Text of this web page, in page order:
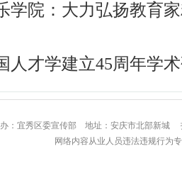
学院：大力弘扬教育
人才学建立45周年学
办：宜秀区委宣传部 地址：安庆市北
网络内容从业人员违法违规行